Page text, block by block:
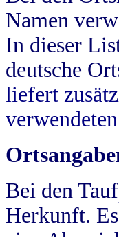
Namen
In dieser
deutsche
liefert
Bei den
Herkunft.